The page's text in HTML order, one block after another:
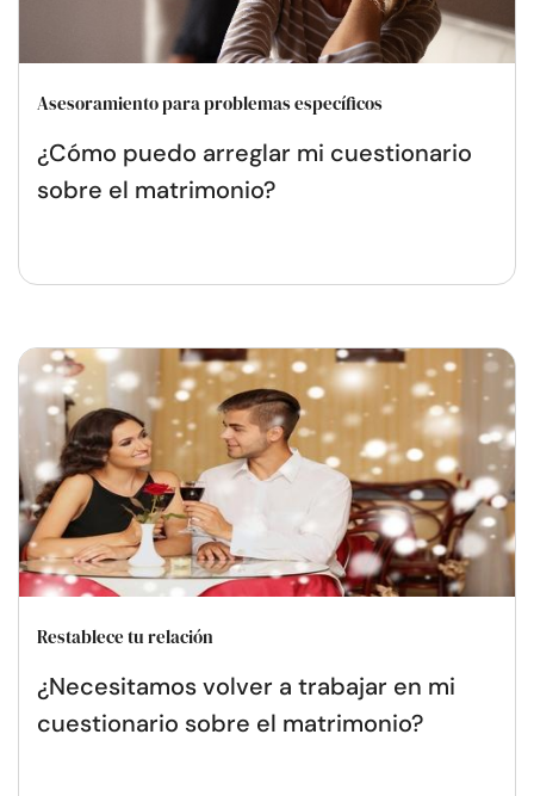
Asesoramiento para problemas específicos
¿Cómo puedo arreglar mi cuestionario
sobre el matrimonio?
Restablece tu relación
¿Necesitamos volver a trabajar en mi
cuestionario sobre el matrimonio?